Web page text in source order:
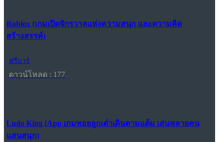
Roblox (เกมเปิดจักรวาลแห่งความสนุก และความคิด
สร้างสรรค์)
ฟรีแวร์
ดาวน์โหลด : 177
Ludo King (App เกมทอยลูกเต๋าเดินตามแต้ม เล่นหลายคน
แสนสนุก)